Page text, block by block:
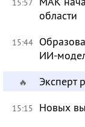
области
15:44
ИИ-
🔥 Эксперт
15:15
Новых